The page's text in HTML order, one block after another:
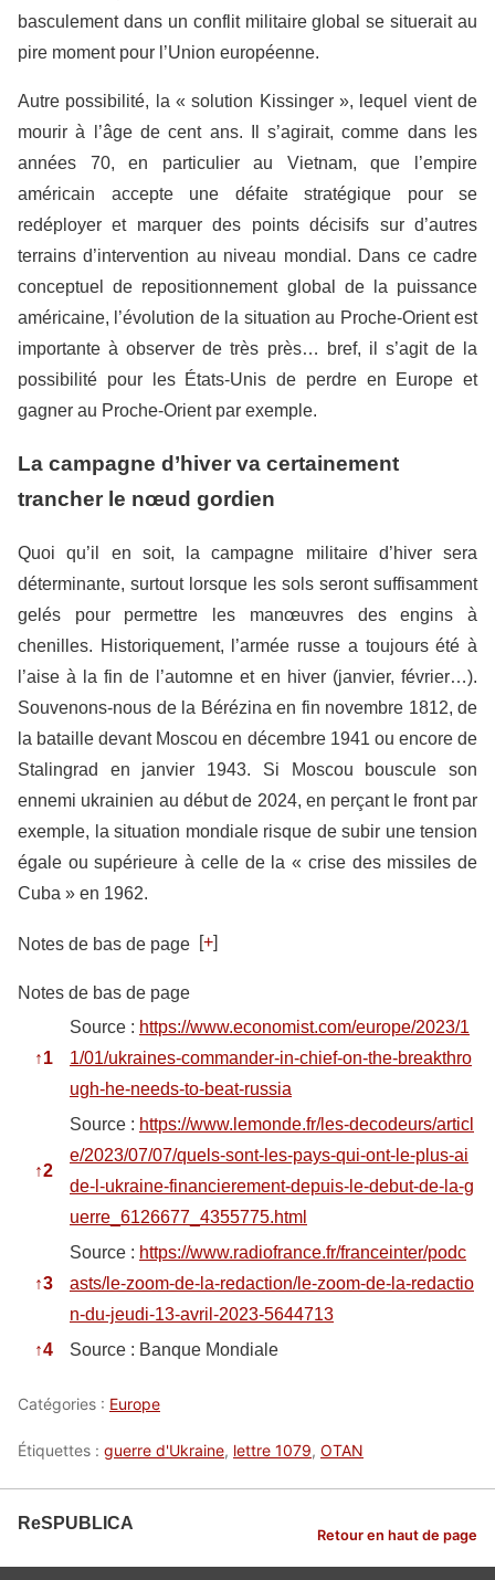
basculement dans un conflit militaire global se situerait au
pire moment pour l’Union européenne.
Autre possibilité, la « solution Kissinger », lequel vient de
mourir à l’âge de cent ans. Il s’agirait, comme dans les
années 70, en particulier au Vietnam, que l’empire
américain accepte une défaite stratégique pour se
redéployer et marquer des points décisifs sur d’autres
terrains d’intervention au niveau mondial. Dans ce cadre
conceptuel de repositionnement global de la puissance
américaine, l’évolution de la situation au Proche-Orient est
importante à observer de très près… bref, il s’agit de la
possibilité pour les États-Unis de perdre en Europe et
gagner au Proche-Orient par exemple.
La campagne d’hiver va certainement
trancher le nœud gordien
Quoi qu’il en soit, la campagne militaire d’hiver sera
déterminante, surtout lorsque les sols seront suffisamment
gelés pour permettre les manœuvres des engins à
chenilles. Historiquement, l’armée russe a toujours été à
l’aise à la fin de l’automne et en hiver (janvier, février…).
Souvenons-nous de la Bérézina en fin novembre 1812, de
la bataille devant Moscou en décembre 1941 ou encore de
Stalingrad en janvier 1943. Si Moscou bouscule son
ennemi ukrainien au début de 2024, en perçant le front par
exemple, la situation mondiale risque de subir une tension
égale ou supérieure à celle de la « crise des missiles de
Cuba » en 1962.
Notes de bas de page [+]
Notes de bas de page
↑1
Source : https://www.economist.com/europe/2023/1
1/01/ukraines-commander-in-chief-on-the-breakthro
ugh-he-needs-to-beat-russia
↑2
Source : https://www.lemonde.fr/les-decodeurs/articl
e/2023/07/07/quels-sont-les-pays-qui-ont-le-plus-ai
de-l-ukraine-financierement-depuis-le-debut-de-la-g
uerre_6126677_4355775.html
↑3
Source : https://www.radiofrance.fr/franceinter/podc
asts/le-zoom-de-la-redaction/le-zoom-de-la-redactio
n-du-jeudi-13-avril-2023-5644713
↑4 Source : Banque Mondiale
Catégories : Europe
Étiquettes : guerre d'Ukraine, lettre 1079, OTAN
ReSPUBLICA
Retour en haut de page